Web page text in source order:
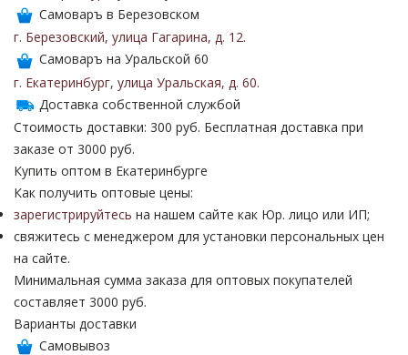
Самоваръ в Березовском
г. Березовский, улица Гагарина, д. 12.
Самоваръ на Уральской 60
г. Екатеринбург, улица Уральская, д. 60.
Доставка собственной службой
Стоимость доставки: 300 руб. Бесплатная доставка при
заказе от 3000 руб.
Купить оптом в Екатеринбурге
Как получить оптовые цены:
зарегистрируйтесь на нашем сайте как Юр. лицо или ИП;
свяжитесь с менеджером для установки персональных цен
на сайте.
Минимальная сумма заказа для оптовых покупателей
составляет 3000 руб.
Варианты доставки
Самовывоз